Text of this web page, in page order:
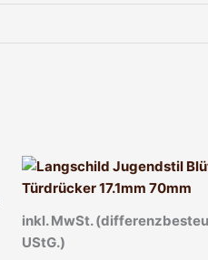
inkl. MwSt.
UStG.)